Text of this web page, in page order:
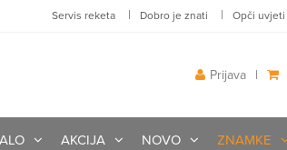
Servis reketa | Dobro je znati | Opči uvjeti
|
Prijava
AKCIJA NOVO ZNAMKE